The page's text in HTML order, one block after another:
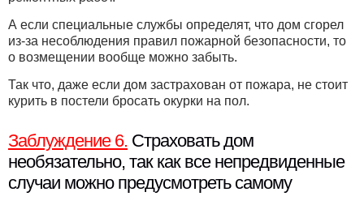
А если специальные службы определят, что дом сгорел
из-за несоблюдения правил пожарной безопасности, то
о возмещении вообще можно забыть.
Так что, даже если дом застрахован от пожара, не стоит
курить в постели бросать окурки на пол.
Заблуждение 6. Страховать дом
необязательно, так как все непредвиденные
случаи можно предусмотреть самому